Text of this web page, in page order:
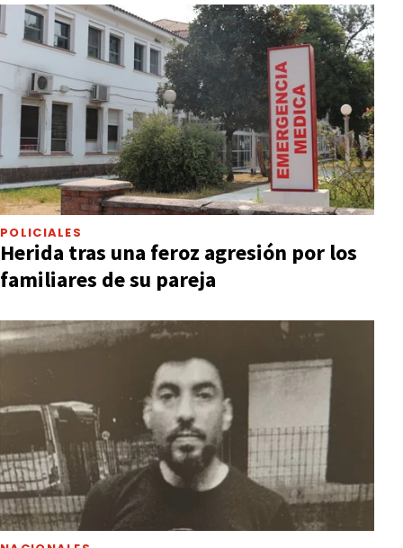
POLICIALES
Herida tras una feroz agresión por los
familiares de su pareja